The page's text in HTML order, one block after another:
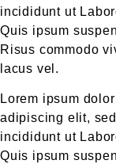
incididunt ut
Quis ipsum
Risus commodo
lacus vel.
Lorem ipsum
adipiscing elit,
incididunt ut
Quis ipsum